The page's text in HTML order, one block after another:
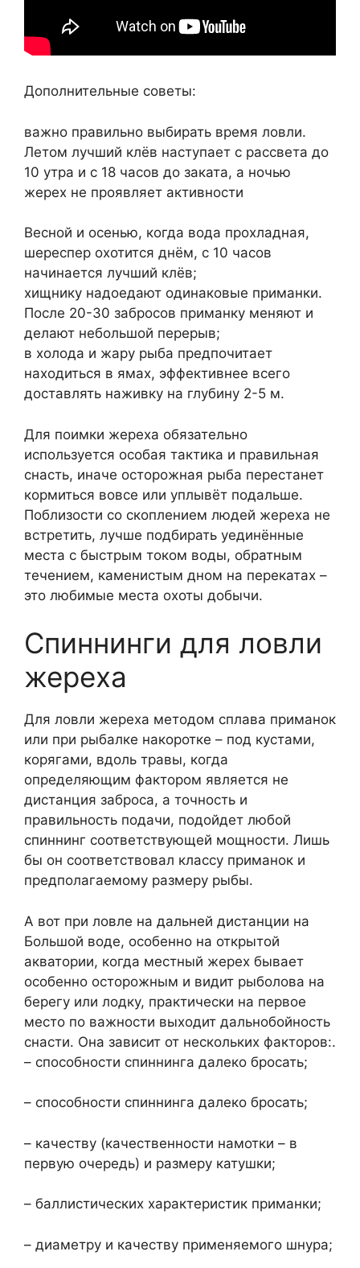
Дополнительные советы:
важно правильно выбирать время ловли.
Летом лучший клёв наступает с рассвета до
10 утра и с 18 часов до заката, а ночью
жерех не проявляет активности
Весной и осенью, когда вода прохладная,
шереспер охотится днём, с 10 часов
начинается лучший клёв;
хищнику надоедают одинаковые приманки.
После 20-30 забросов приманку меняют и
делают небольшой перерыв;
в холода и жару рыба предпочитает
находиться в ямах, эффективнее всего
доставлять наживку на глубину 2-5 м.
Для поимки жереха обязательно
используется особая тактика и правильная
снасть, иначе осторожная рыба перестанет
кормиться вовсе или уплывёт подальше.
Поблизости со скоплением людей жереха не
встретить, лучше подбирать уединённые
места с быстрым током воды, обратным
течением, каменистым дном на перекатах –
это любимые места охоты добычи.
Спиннинги для ловли
жереха
Для ловли жереха методом сплава приманок
или при рыбалке накоротке – под кустами,
корягами, вдоль травы, когда
определяющим фактором является не
дистанция заброса, а точность и
правильность подачи, подойдет любой
спиннинг соответствующей мощности. Лишь
бы он соответствовал классу приманок и
предполагаемому размеру рыбы.
А вот при ловле на дальней дистанции на
Большой воде, особенно на открытой
акватории, когда местный жерех бывает
особенно осторожным и видит рыболова на
берегу или лодку, практически на первое
место по важности выходит дальнобойность
снасти. Она зависит от нескольких факторов:.
– способности спиннинга далеко бросать;
– способности спиннинга далеко бросать;
– качеству (качественности намотки – в
первую очередь) и размеру катушки;
– баллистических характеристик приманки;
– диаметру и качеству применяемого шнура;